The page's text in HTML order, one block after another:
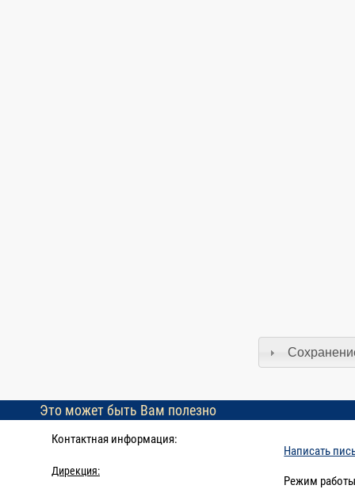
Это может быть Вам полезно
Контактная информация:
Дирекция:
Написать
Режим